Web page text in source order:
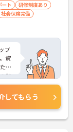
ート
研修制度あり
社会保険完備
プ
資
待
魅
か
レ
を
ど
してもらう